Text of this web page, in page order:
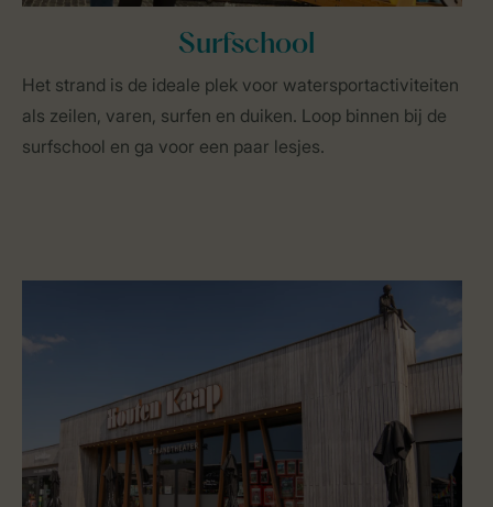
Surfschool
Het strand is de ideale plek voor watersportactiviteiten
als zeilen, varen, surfen en duiken. Loop binnen bij de
surfschool en ga voor een paar lesjes.